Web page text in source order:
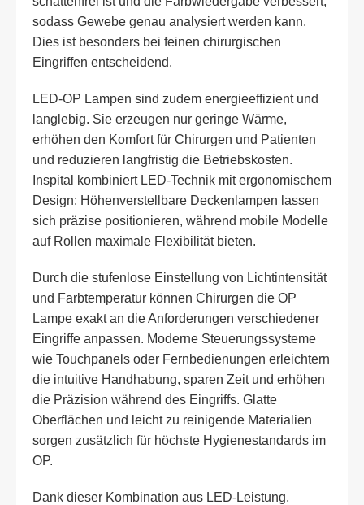
sodass Gewebe genau analysiert werden kann.
Dies ist besonders bei feinen chirurgischen
Eingriffen entscheidend.
LED-OP Lampen sind zudem energieeffizient und
langlebig. Sie erzeugen nur geringe Wärme,
erhöhen den Komfort für Chirurgen und Patienten
und reduzieren langfristig die Betriebskosten.
Inspital kombiniert LED-Technik mit ergonomischem
Design: Höhenverstellbare Deckenlampen lassen
sich präzise positionieren, während mobile Modelle
auf Rollen maximale Flexibilität bieten.
Durch die stufenlose Einstellung von Lichtintensität
und Farbtemperatur können Chirurgen die OP
Lampe exakt an die Anforderungen verschiedener
Eingriffe anpassen. Moderne Steuerungssysteme
wie Touchpanels oder Fernbedienungen erleichtern
die intuitive Handhabung, sparen Zeit und erhöhen
die Präzision während des Eingriffs. Glatte
Oberflächen und leicht zu reinigende Materialien
sorgen zusätzlich für höchste Hygienestandards im
OP.
Dank dieser Kombination aus LED-Leistung,